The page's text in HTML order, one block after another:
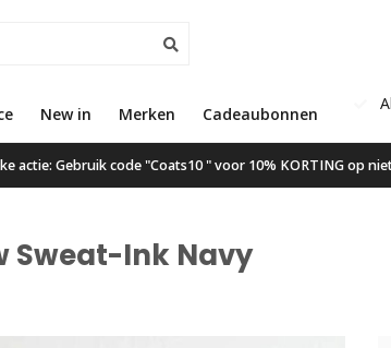
New in Merken Cadeaubonnen
Gratis verzending vanaf €50,00
actie: Gebruik code "Coats10 " voor 10% KORTING op
Sweat-Ink Navy